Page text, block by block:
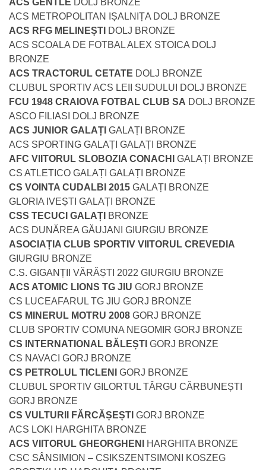
ACS METROPOLITAN IȘALNIȚA DOLJ BRONZE
ACS RFG MELINEȘTI DOLJ BRONZE
ACS SCOALA DE FOTBAL ALEX STOICA DOLJ
BRONZE
ACS TRACTORUL CETATE DOLJ BRONZE
CLUBUL SPORTIV ACS LEII SUDULUI DOLJ BRONZE
FCU 1948 CRAIOVA FOTBAL CLUB SA DOLJ BRONZE
ASCO FILIASI DOLJ BRONZE
ACS JUNIOR GALAȚI GALAȚI BRONZE
ACS SPORTING GALAȚI GALAȚI BRONZE
AFC VIITORUL SLOBOZIA CONACHI
GALAȚI BRONZE
CS ATLETICO GALAȚI GALAȚI BRONZE
CS VOINTA CUDALBI 2015 GALAȚI BRONZE
GLORIA IVEȘTI GALAȚI BRONZE
CSS TECUCI GALAȚI BRONZE
ACS DUNĂREA GĂUJANI GIURGIU BRONZE
ASOCIAȚIA CLUB SPORTIV VIITORUL CREVEDIA
GIURGIU BRONZE
C.S. GIGANȚII VĂRĂȘTI 2022 GIURGIU BRONZE
ACS ATOMIC LIONS TG JIU GORJ BRONZE
CS LUCEAFARUL TG JIU GORJ BRONZE
CS MINERUL MOTRU 2008 GORJ BRONZE
CLUB SPORTIV COMUNA NEGOMIR GORJ BRONZE
CS INTERNATIONAL BĂLEȘTI GORJ BRONZE
CS NAVACI GORJ BRONZE
CS PETROLUL TICLENI
GORJ BRONZE
CLUBUL SPORTIV GILORTUL TÂRGU CĂRBUNEȘTI
GORJ BRONZE
CS VULTURII FĂRCĂȘEȘTI GORJ BRONZE
ACS LOKI HARGHITA BRONZE
ACS VIITORUL GHEORGHENI
HARGHITA BRONZE
CSC SÂNSIMION – CSIKSZENTSIMONI KOSZEG